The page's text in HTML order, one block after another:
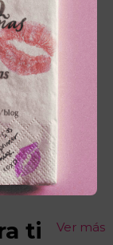
ti Ver más